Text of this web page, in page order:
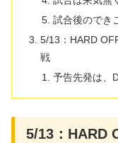
試合後のでき
5/13：HARD
戦
予告先発は、
5/13：HARD